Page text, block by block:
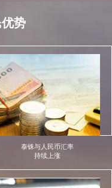
势
泰铢与人民币汇率
持续上涨